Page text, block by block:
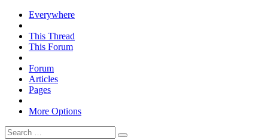
Everywhere
This Thread
This Forum
Forum
Articles
Pages
More Options